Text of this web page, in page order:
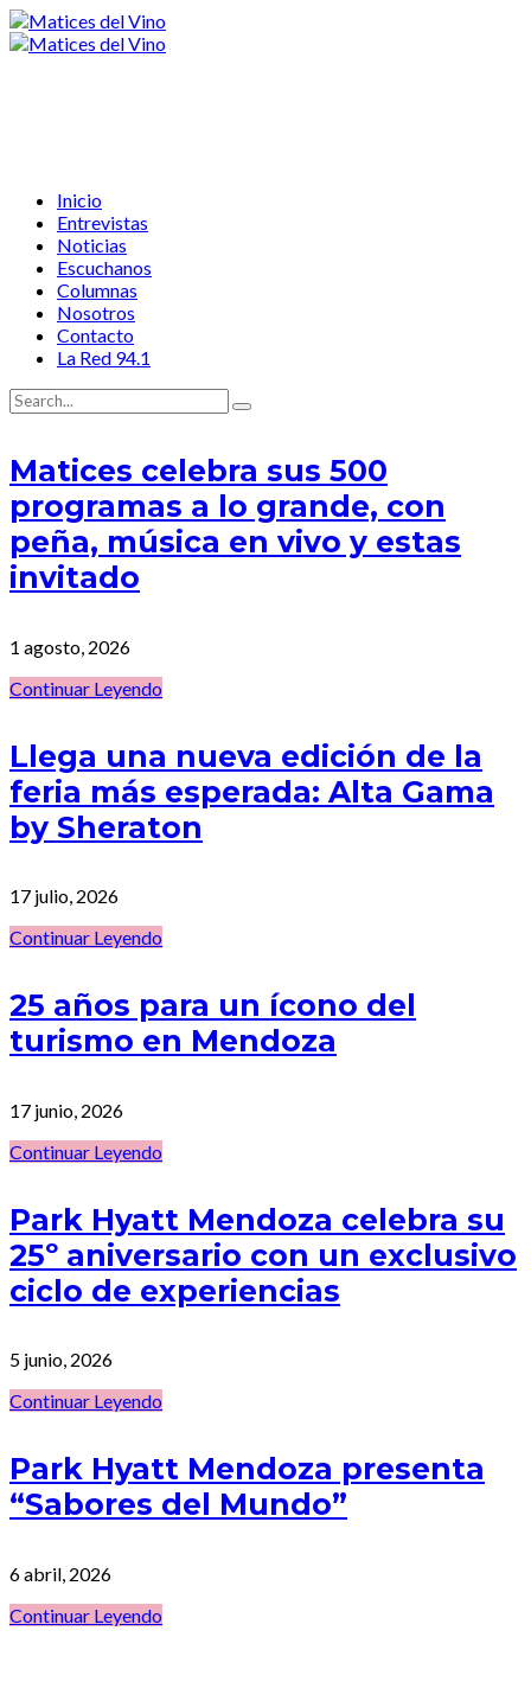
Inicio
Entrevistas
Noticias
Escuchanos
Columnas
Nosotros
Contacto
La Red 94.1
Matices celebra sus 500
programas a lo grande, con
peña, música en vivo y estas
invitado
1 agosto, 2026
Continuar Leyendo
Llega una nueva edición de la
feria más esperada: Alta Gama
by Sheraton
17 julio, 2026
Continuar Leyendo
25 años para un ícono del
turismo en Mendoza
17 junio, 2026
Continuar Leyendo
Park Hyatt Mendoza celebra su
25º aniversario con un exclusivo
ciclo de experiencias
5 junio, 2026
Continuar Leyendo
Park Hyatt Mendoza presenta
“Sabores del Mundo”
6 abril, 2026
Continuar Leyendo